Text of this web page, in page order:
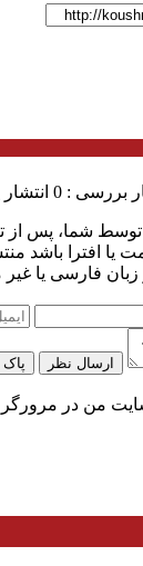
بررسی : 0 انتشار
شما، پس از
یا افترا باشد
زبان فارسی یا
ارسال نظر
من در